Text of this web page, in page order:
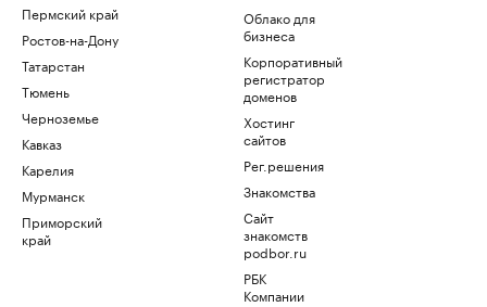
Пермский край
Ростов-на-Дону
Татарстан
Тюмень
Черноземье
Кавказ
Карелия
Мурманск
Приморский
край
Облако для
бизнеса
Корпоративный
регистратор
доменов
Хостинг
сайтов
Рег.решения
Знакомства
Сайт
знакомств
podbor.ru
РБК
Компании